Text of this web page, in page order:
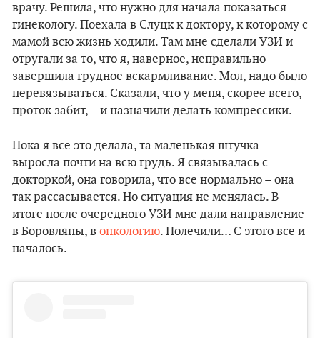
врачу. Решила, что нужно для начала показаться
гинекологу. Поехала в Слуцк к доктору, к которому с
мамой всю жизнь ходили. Там мне сделали УЗИ и
отругали за то, что я, наверное, неправильно
завершила грудное вскармливание. Мол, надо было
перевязываться. Сказали, что у меня, скорее всего,
проток забит, – и назначили делать компрессики.
Пока я все это делала, та маленькая штучка
выросла почти на всю грудь. Я связывалась с
докторкой, она говорила, что все нормально – она
так рассасывается. Но ситуация не менялась. В
итоге после очередного УЗИ мне дали направление
в Боровляны, в онкологию. Полечили… С этого все и
началось.